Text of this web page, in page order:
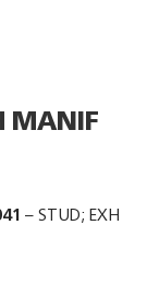
MANIF
– STUD; EXH